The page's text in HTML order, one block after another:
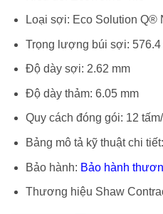
Loại sợi: Eco Solution Q®
Trọng lượng búi sợi: 576.4
Độ dày sợi: 2.62 mm
Độ dày thảm: 6.05 mm
Quy cách đóng gói: 12
Bảng mô tả kỹ thuật chi tiết:
Bảo hành: Bảo hành
Thương hiệu Shaw